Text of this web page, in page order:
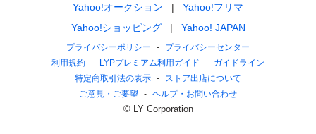
Yahoo!オークション
Yahoo!フリマ
Yahoo!ショッピング
Yahoo! JAPAN
プライバシーポリシー
プライバシーセンター
利用規約
LYPプレミアム利用ガイド
ガイドライン
特定商取引法の表示
ストア出店について
ご意見・ご要望
ヘルプ・お問い合わせ
© LY Corporation